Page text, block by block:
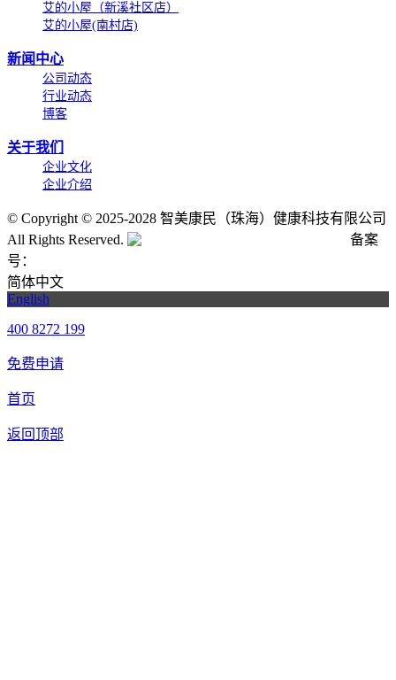
艾的小屋（新溪社区店）
艾的小屋(南村店)
新闻中心
公司动态
行业动态
博客
关于我们
企业文化
企业介绍
© Copyright © 2025-2028 智美康民（珠海）健康科技有限公司
All Rights Reserved.
备案
号：
简体中文
English
400 8272 199
免费申请
首页
返回顶部